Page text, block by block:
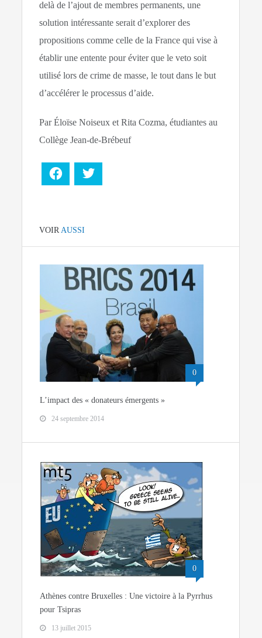
delà de l’ajout de membres permanents, une
solution intéressante serait d’explorer des
propositions comme celle de la France qui vise à
établir une entente pour éviter que le veto soit
utilisé lors de crime de masse, le tout dans le but
d’accélérer le processus d’aide.
Par Éloïse Noiseux et Rita Cozma, étudiantes au
Collège Jean-de-Brébeuf
Facebook
VOIR AUSSI
0
L’impact des « donateurs émergents »
24 septembre 2014
0
Athènes contre Bruxelles : Une victoire à la Pyrrhus
pour Tsipras
13 juillet 2015